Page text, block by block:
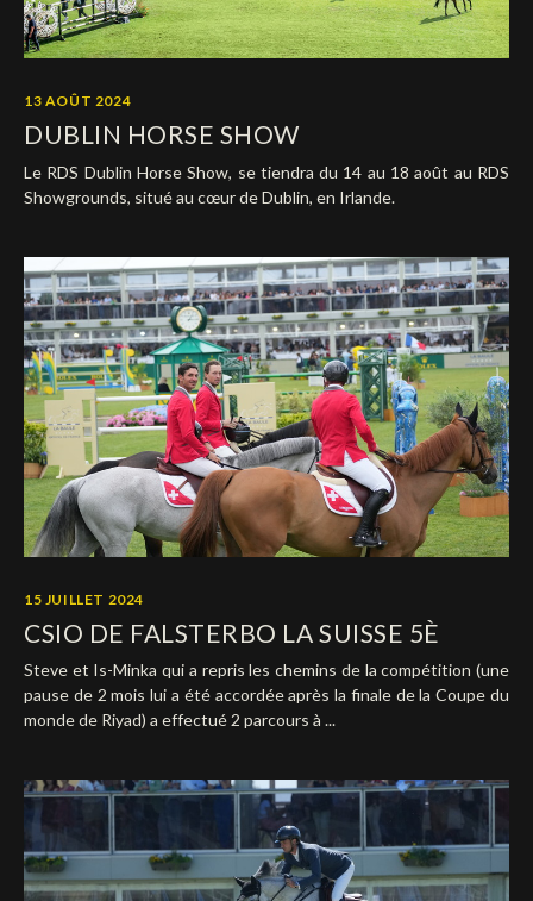
13 AOÛT 2024
DUBLIN HORSE SHOW
Le RDS Dublin Horse Show, se tiendra du 14 au 18 août au RDS
Showgrounds, situé au cœur de Dublin, en Irlande.
15 JUILLET 2024
CSIO DE FALSTERBO LA SUISSE 5È
Steve et Is-Minka qui a repris les chemins de la compétition (une
pause de 2 mois lui a été accordée après la finale de la Coupe du
monde de Riyad) a effectué 2 parcours à ...